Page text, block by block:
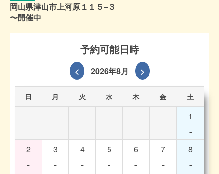
岡山県津山市上河原１１５−３
〜開催中
予約可能日時
< 2026年8月 >
日 月 火 水 木 金 土
1
-
2
-
3
-
4
-
5
-
6
-
7
-
8
-